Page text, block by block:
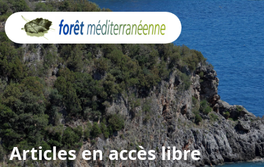
Articles en accès libre
Panneau de gestion des cookies